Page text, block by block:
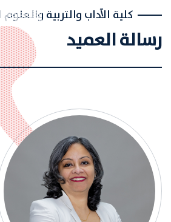
كلية الآداب والتربية والعلوم
رسالة العميد